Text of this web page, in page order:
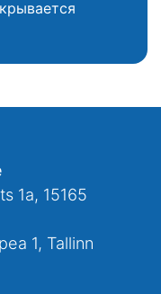
1a, 15165
1, Tallinn